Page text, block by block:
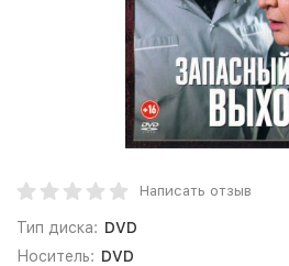
Написать отзыв
Тип диска: DVD
Носитель: DVD